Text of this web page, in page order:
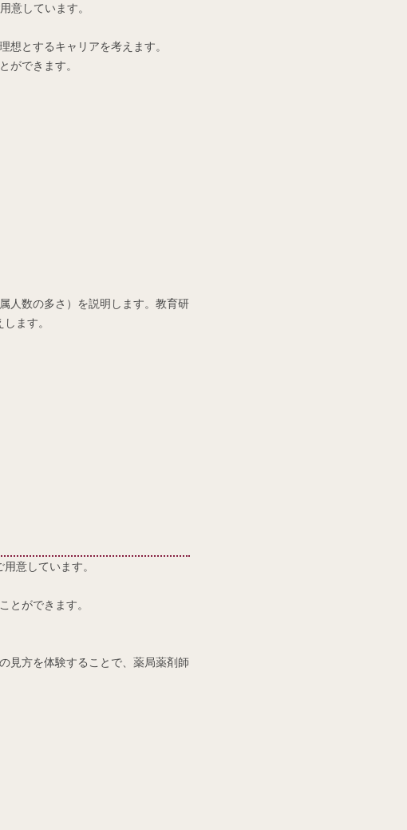
意しています。
とするキャリアを考えます。
ができます。
人数の多さ）を説明します。教育研
ます。
意しています。
とができます。
見方を体験することで、薬局薬剤師